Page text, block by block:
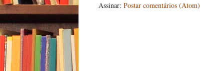
Assinar: Postar comentários (Atom)